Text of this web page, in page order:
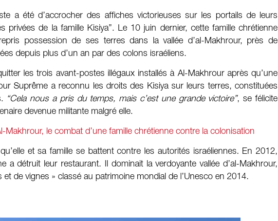
a été d’accrocher des affiches victorieuses sur les portails de leurs
privées de la famille Kisiya”. Le 10 juin dernier, cette famille chrétienne
possession de ses terres dans la vallée d’al-Makhrour, près de
depuis plus d’un an par des colons israéliens.
les trois avant-postes illégaux installés à Al-Makhrour après qu’une
Suprême a reconnu les droits des Kisiya sur leurs terres, constituées
“Cela nous a pris du temps, mais c’est une grande victoire”, se félicite
devenue militante malgré elle.
Makhrour, le combat d’une famille chrétienne contre la colonisation
et sa famille se battent contre les autorités israéliennes. En 2012,
a détruit leur restaurant. Il dominait la verdoyante vallée d’al-Makhrour,
et de vignes » classé au patrimoine mondial de l’Unesco en 2014.